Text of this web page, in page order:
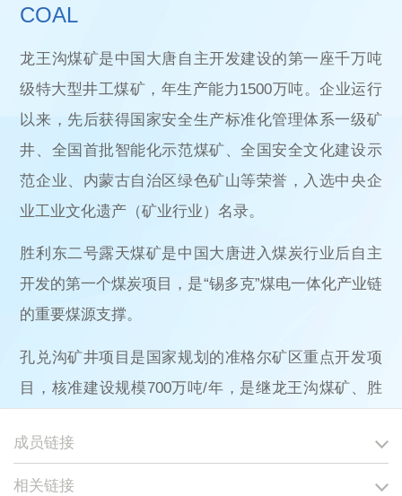
COAL
龙王沟煤矿是中国大唐自主开发建设的第一座千万吨
级特大型井工煤矿，年生产能力1500万吨。企业运行
以来，先后获得国家安全生产标准化管理体系一级矿
井、全国首批智能化示范煤矿、全国安全文化建设示
范企业、内蒙古自治区绿色矿山等荣誉，入选中央企
业工业文化遗产（矿业行业）名录。
胜利东二号露天煤矿是中国大唐进入煤炭行业后自主
开发的第一个煤炭项目，是“锡多克”煤电一体化产业链
的重要煤源支撑。
孔兑沟矿井项目是国家规划的准格尔矿区重点开发项
目，核准建设规模700万吨/年，是继龙王沟煤矿、胜
三个特大型煤矿项目。
成员链接
相关链接